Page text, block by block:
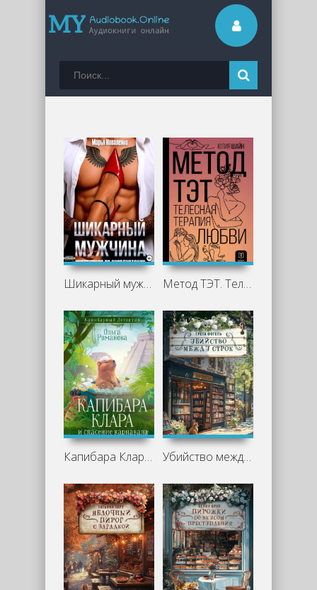
Шикарный мужчина. Инструкция по эксплуатации - Марья Коваленко Метод ТЭТ. Телесная терапия любви - Юлия Шайн
Капибара Клара и спасение карнавала - Ольга Романова Убийство между строк - Грета Фогель